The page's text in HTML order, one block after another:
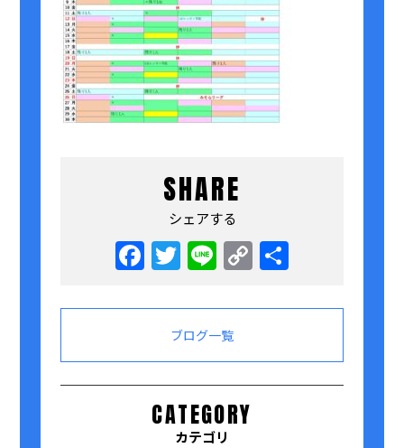
SHARE
シェアする
Facebook
Twitter
LineCopy
ブログ一覧
CATEGORY
カテゴリ